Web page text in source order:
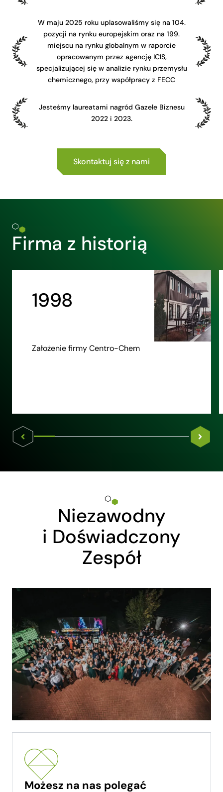
W maju 2025 roku uplasowaliśmy się na 104.
pozycji na rynku europejskim oraz na 199.
miejscu na rynku globalnym w raporcie
opracowanym przez agencję ICIS,
specjalizującej się w analizie rynku przemysłu
chemicznego, przy współpracy z FECC
Jesteśmy laureatami nagród Gazele Biznesu
2022 i 2023.
Skontaktuj się z nami
Firma z historią
1998
Założenie firmy Centro-Chem
Niezawodny
i Doświadczony
Zespół
Możesz na nas polegać